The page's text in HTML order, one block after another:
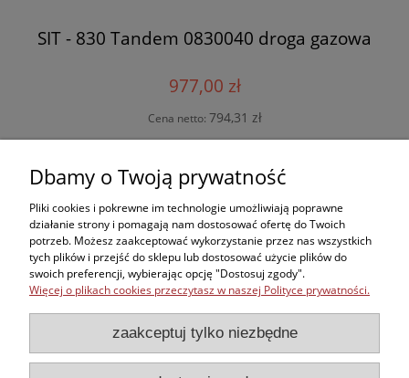
SIT - 830 Tandem 0830040 droga gazowa
977,00 zł
Cena netto: 794,31 zł
Zakupy
Kontakt
Informacje
Dbamy o Twoją prywatność
Pliki cookies i pokrewne im technologie umożliwiają poprawne
działanie strony i pomagają nam dostosować ofertę do Twoich
potrzeb. Możesz zaakceptować wykorzystanie przez nas wszystkich
tych plików i przejść do sklepu lub dostosować użycie plików do
swoich preferencji, wybierając opcję "Dostosuj zgody".
Więcej o plikach cookies przeczytasz w naszej Polityce prywatności.
zaakceptuj tylko niezbędne